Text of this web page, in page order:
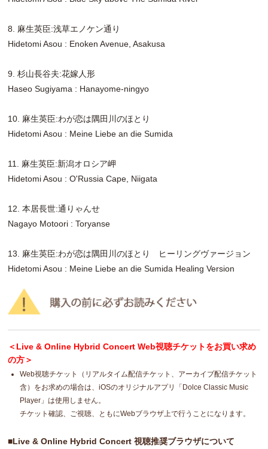
8. 麻生英臣:浅草エノケン通り
Hidetomi Asou : Enoken Avenue, Asakusa
9. 杉山長谷夫:花嫁人形
Haseo Sugiyama : Hanayome-ningyo
10. 麻生英臣:わが恋は隅田川のほとり
Hidetomi Asou : Meine Liebe an die Sumida
11. 麻生英臣:新潟オロシア岬
Hidetomi Asou : O'Russia Cape, Niigata
12. 本居長世:通りゃんせ
Nagayo Motoori : Toryanse
13. 麻生英臣:わが恋は隅田川のほとり ヒーリングヴァージョン
Hidetomi Asou : Meine Liebe an die Sumida Healing Version
＜Live & Online Hybrid Concert Web視聴チケットをお買い求め
の方＞
Web視聴チケット（リアルタイム配信チケット、アーカイブ配信チケット
含）をお求めの場合は、iOSのオリジナルアプリ「Dolce Classic Music
Player」は使用しません。
チケット確認、ご視聴、ともにWebブラウザ上で行うことになります。
■Live & Online Hybrid Concert 視聴推奨ブラウザについて